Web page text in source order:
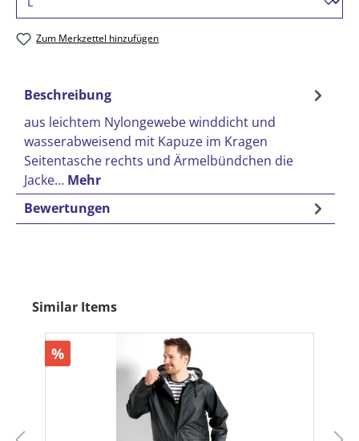
Zum Merkzettel hinzufügen
Beschreibung
aus leichtem Nylongewebe winddicht und
wasserabweisend mit Kapuze im Kragen
Seitentasche rechts und Ärmelbündchen die
Jacke… Mehr
Bewertungen
Produktgalerie überspringen
Similar Items
%